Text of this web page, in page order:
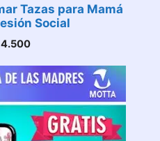
Tazas para Mamá
Social
4.500